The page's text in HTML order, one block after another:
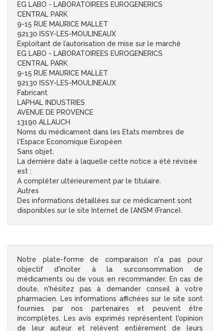
EG LABO - LABORATOIREES EUROGENERICS
CENTRAL PARK
9-15 RUE MAURICE MALLET
92130 ISSY-LES-MOULINEAUX
Exploitant de l’autorisation de mise sur le marché
EG LABO - LABORATOIREES EUROGENERICS
CENTRAL PARK
9-15 RUE MAURICE MALLET
92130 ISSY-LES-MOULINEAUX
Fabricant
LAPHAL INDUSTRIES
AVENUE DE PROVENCE
13190 ALLAUCH
Noms du médicament dans les Etats membres de
l'Espace Economique Européen
Sans objet.
La dernière date à laquelle cette notice a été révisée
est :
A compléter ultérieurement par le titulaire.
Autres
Des informations détaillées sur ce médicament sont
disponibles sur le site Internet de l’ANSM (France).
Notre plate-forme de comparaison n'a pas pour
objectif d'inciter à la surconsommation de
médicaments ou de vous en recommander. En cas de
doute, n'hésitez pas à demander conseil à votre
pharmacien. Les informations affichées sur le site sont
fournies par nos partenaires et peuvent être
incomplètes. Les avis exprimés représentent l'opinion
de leur auteur et relèvent entièrement de leurs